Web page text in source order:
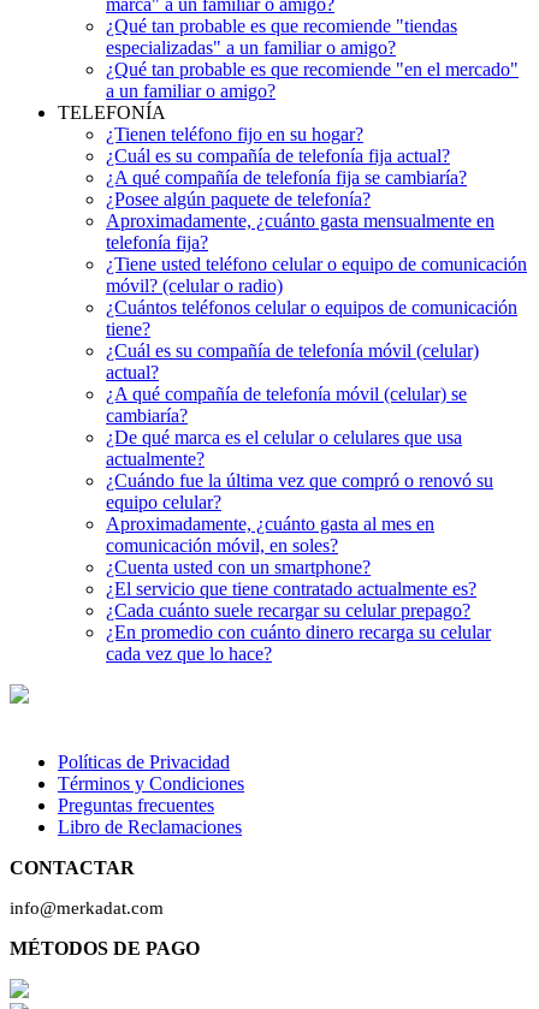
¿Qué tan probable es que recomiende "tiendas
especializadas" a un familiar o amigo?
¿Qué tan probable es que recomiende "en el mercado"
a un familiar o amigo?
TELEFONÍA
¿Tienen teléfono fijo en su hogar?
¿Cuál es su compañía de telefonía fija actual?
¿A qué compañía de telefonía fija se cambiaría?
¿Posee algún paquete de telefonía?
Aproximadamente, ¿cuánto gasta mensualmente en
telefonía fija?
¿Tiene usted teléfono celular o equipo de comunicación
móvil? (celular o radio)
¿Cuántos teléfonos celular o equipos de comunicación
tiene?
¿Cuál es su compañía de telefonía móvil (celular)
actual?
¿A qué compañía de telefonía móvil (celular) se
cambiaría?
¿De qué marca es el celular o celulares que usa
actualmente?
¿Cuándo fue la última vez que compró o renovó su
equipo celular?
Aproximadamente, ¿cuánto gasta al mes en
comunicación móvil, en soles?
¿Cuenta usted con un smartphone?
¿El servicio que tiene contratado actualmente es?
¿Cada cuánto suele recargar su celular prepago?
¿En promedio con cuánto dinero recarga su celular
cada vez que lo hace?
Políticas de Privacidad
Términos y Condiciones
Preguntas frecuentes
Libro de Reclamaciones
CONTACTAR
info@merkadat.com
MÉTODOS DE PAGO